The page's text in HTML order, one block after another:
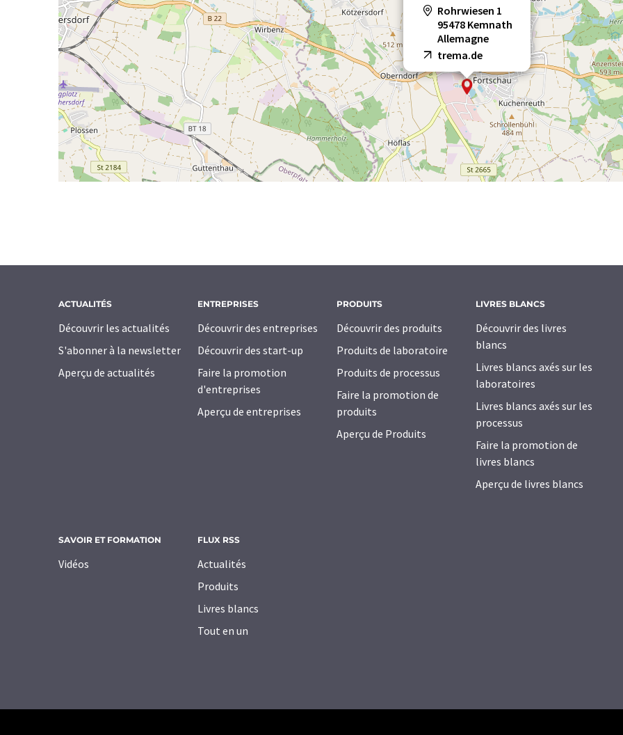
Rohrwiesen 1
95478 Kemnath
Allemagne
trema.de
ACTUALITÉS
Découvrir les actualités
S'abonner à la newsletter
Aperçu de actualités
ENTREPRISES
Découvrir des entreprises
Découvrir des start-up
Faire la promotion
d'entreprises
Aperçu de entreprises
PRODUITS
Découvrir des produits
Produits de laboratoire
Produits de processus
Faire la promotion de
produits
Aperçu de Produits
LIVRES BLANCS
Découvrir des livres
blancs
Livres blancs axés sur les
laboratoires
Livres blancs axés sur les
processus
Faire la promotion de
livres blancs
Aperçu de livres blancs
SAVOIR ET FORMATION
Vidéos
FLUX RSS
Actualités
Produits
Livres blancs
Tout en un